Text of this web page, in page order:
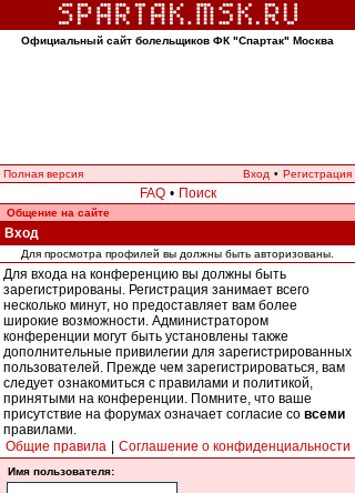
Официальный сайт болельщиков ФК "Спартак" Москва
Полная версия Вход • Регистрация
FAQ • Поиск
Общение на сайте
Вход
Для просмотра профилей вы должны быть авторизованы.
Для входа на конференцию вы должны быть
зарегистрированы. Регистрация занимает всего
несколько минут, но предоставляет вам более
широкие возможности. Администратором
конференции могут быть установлены также
дополнительные привилегии для зарегистрированных
пользователей. Прежде чем зарегистрироваться, вам
следует ознакомиться с правилами и политикой,
принятыми на конференции. Помните, что ваше
присутствие на форумах означает согласие со всеми
правилами.
Общие правила
Соглашение о конфиденциальности
Имя пользователя: